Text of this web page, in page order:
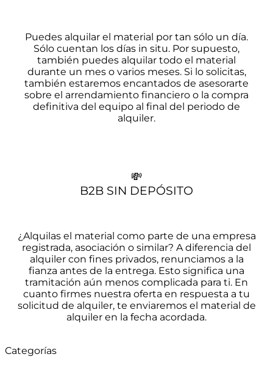
Puedes alquilar el material por tan sólo un día.
Sólo cuentan los días in situ. Por supuesto,
también puedes alquilar todo el material
durante un mes o varios meses. Si lo solicitas,
también estaremos encantados de asesorarte
sobre el arrendamiento financiero o la compra
definitiva del equipo al final del periodo de
alquiler.
💸
B2B SIN DEPÓSITO
¿Alquilas el material como parte de una empresa
registrada, asociación o similar? A diferencia del
alquiler con fines privados, renunciamos a la
fianza antes de la entrega. Esto significa una
tramitación aún menos complicada para ti. En
cuanto firmes nuestra oferta en respuesta a tu
solicitud de alquiler, te enviaremos el material de
alquiler en la fecha acordada.
Categorías